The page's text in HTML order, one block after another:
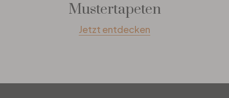
Mustertapeten
Jetzt entdecken